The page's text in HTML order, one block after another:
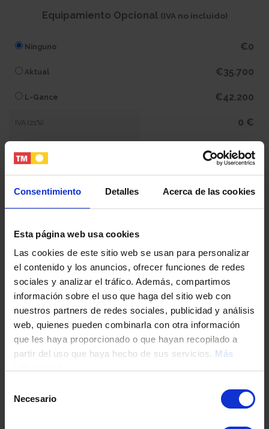
Consentimiento Detalles Acerca de las cookies
Esta página web usa cookies
Las cookies de este sitio web se usan para personalizar
el contenido y los anuncios, ofrecer funciones de redes
sociales y analizar el tráfico. Además, compartimos
información sobre el uso que haga del sitio web con
nuestros partners de redes sociales, publicidad y análisis
web, quienes pueden combinarla con otra información
que les haya proporcionado o que hayan recopilado a
partir del uso que haya hecho de sus servicios. Más
Necesario
Tu nombre y apellidos
Tu teléfono
DNI / Pasaporte / NIE
Equipamiento Opcional (IVA no incluido)
Ninguno €0
Aktual €35.700
L-Gance €42.200
IVA (21%) 0 €
0 €
Total 433.400 €